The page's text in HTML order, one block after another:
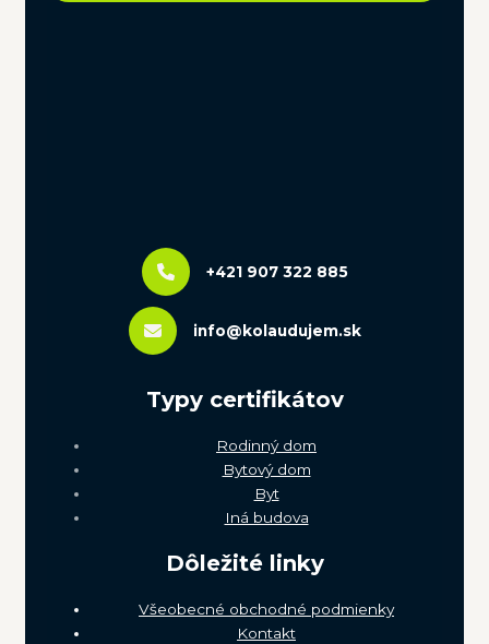
+421 907 322 885
info@kolaudujem.sk
Typy certifikátov
Rodinný dom
Bytový dom
Byt
Iná budova
Dôležité linky
Všeobecné obchodné podmienky
Kontakt